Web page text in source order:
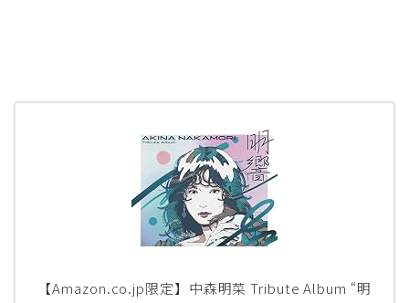
【Amazon.co.jp限定】中森明菜 Tribute Album “明